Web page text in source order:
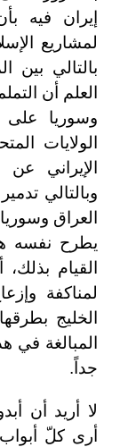
إيران فيه
لمشاريع
بالتالي بين
العلم أن
وسوريا
الولايات
الإيراني
وبالتالي
العراق
يطرح نفسه
القيام
لمناكفة
الخليج
المبالغة في
جداً.
لا أريد أن
أرى كلّ